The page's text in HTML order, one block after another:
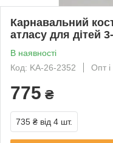
Карнавальний
атласу для дітей
В наявності
Код: KA-26-2352
Опт і
775 ₴
735 ₴ від 4 шт.